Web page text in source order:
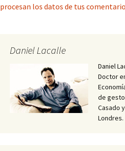
procesan los datos de tus
Daniel Lacalle
Daniel
Doctor
de
Casado
Londres.